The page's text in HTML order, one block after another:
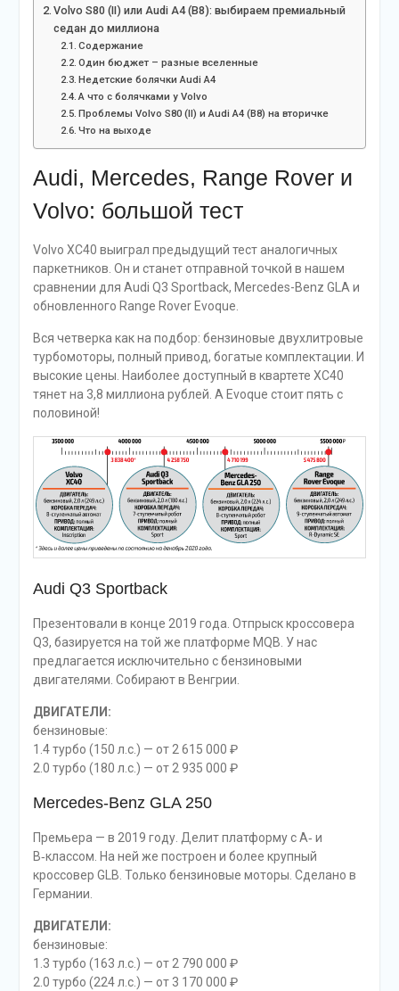
Volvo S80 (II) или Audi A4 (B8): выбираем премиальный
седан до миллиона
Содержание
Один бюджет – разные вселенные
Недетские болячки Audi A4
А что с болячками у Volvo
Проблемы Volvo S80 (II) и Audi A4 (B8) на вторичке
Что на выходе
Audi, Mercedes, Range Rover и
Volvo: большой тест
Volvo XC40 выиграл предыдущий тест аналогичных
паркетников. Он и станет отправной точкой в нашем
сравнении для Audi Q3 Sportback, Mercedes-Benz GLA и
обновленного Range Rover Evoque.
Вся четверка как на подбор: бензиновые двухлитровые
турбомоторы, полный привод, богатые комплектации. И
высокие цены. Наиболее доступный в квартете XC40
тянет на 3,8 миллиона рублей. А Evoque стоит пять с
половиной!
Audi Q3 Sportback
Презентовали в конце 2019 года. Отпрыск кроссовера
Q3, базируется на той же платформе MQB. У нас
предлагается исключительно с бензиновыми
двигателями. Собирают в Венгрии.
ДВИГАТЕЛИ:
бензиновые:
1.4 турбо (150 л.с.) — от 2 615 000 ₽
2.0 турбо (180 л.с.) — от 2 935 000 ₽
Mercedes-Benz GLA 250
Премьера — в 2019 году. Делит платформу с А‑ и
В‑классом. На ней же построен и более крупный
кроссовер GLB. Только бензиновые моторы. ­Сделано в
Германии.
ДВИГАТЕЛИ:
бензиновые:
1.3 турбо (163 л.с.) — от 2 790 000 ₽
2.0 турбо (224 л.с.) — от 3 170 000 ₽